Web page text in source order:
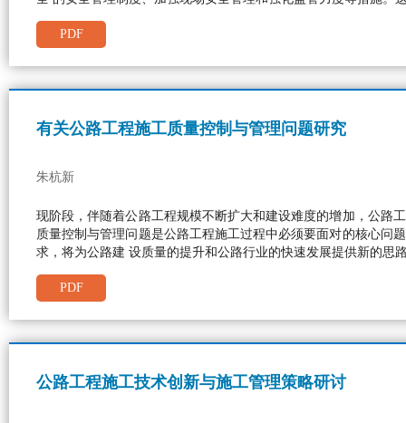
PDF
有关公路工程施工质量控制与管理问题研究
朱杭新
现阶段，伴随着公路工程规模不断扩大和建设难度的增加，公路
质量控制与管理问题是公路工程施工过程中必须要面对的核心问
求，将为公路建 设质量的提升和公路行业的快速发展提供新的思
PDF
公路工程施工技术创新与施工管理策略研讨